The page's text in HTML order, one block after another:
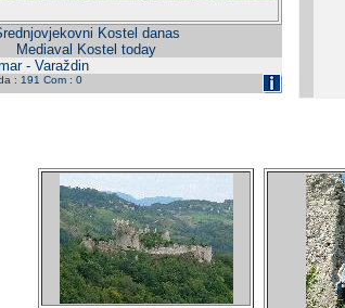
Kostel danas
Mediaval Kostel today
- Varaždin
: 191 Com : 0